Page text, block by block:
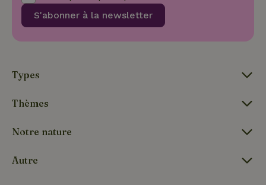
S'abonner à la newsletter
Types
Thèmes
Notre nature
Autre